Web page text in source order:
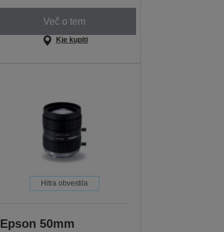
Več o tem
Kje kupiti
Hitra obvestila
Epson 50mm